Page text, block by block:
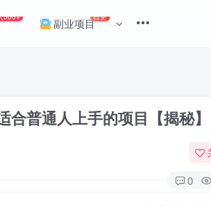
500+ 副业项目日更
普通人上手的项目【揭秘】
0